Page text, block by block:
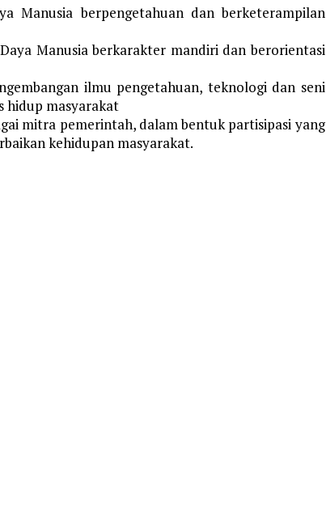
Manusia berpengetahuan dan berketerampilan
Manusia berkarakter mandiri dan berorientasi
ilmu pengetahuan, teknologi dan seni
hidup masyarakat
mitra pemerintah, dalam bentuk partisipasi yang
kehidupan masyarakat.